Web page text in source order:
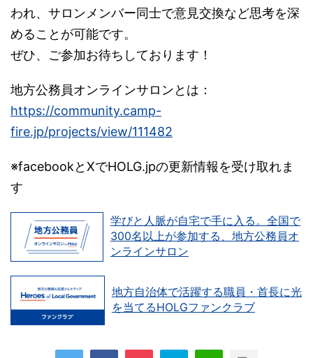
われ、サロンメンバー同士で意見交換など思考を深
めることが可能です。
ぜひ、ご参加お待ちしております！
地方公務員オンラインサロンとは：
https://community.camp-
fire.jp/projects/view/111482
※facebookとXでHOLG.jpの更新情報を受け取れま
す
学びと人脈が自宅で手に入る。全国で
300名以上が参加する、地方公務員オ
ンラインサロン
地方自治体で活躍する職員・首長に光
を当てるHOLGファンクラブ